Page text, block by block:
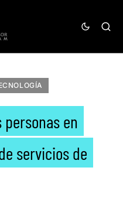
personas en
servicios de